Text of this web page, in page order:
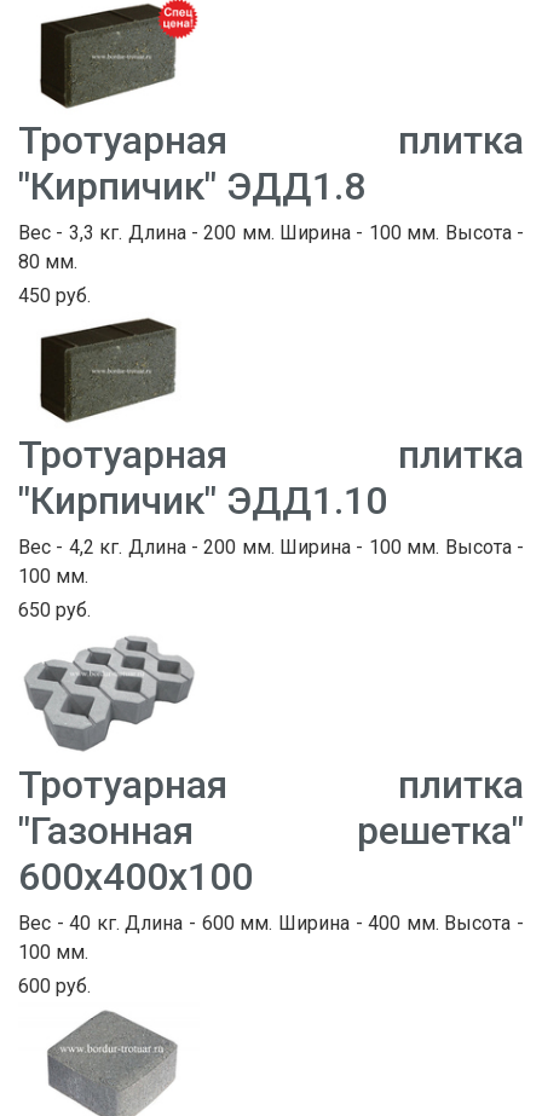
Тротуарная плитка
"Кирпичик" ЭДД1.8
Вес - 3,3 кг. Длина - 200 мм. Ширина - 100 мм. Высота -
80 мм.
450 руб.
Тротуарная плитка
"Кирпичик" ЭДД1.10
Вес - 4,2 кг. Длина - 200 мм. Ширина - 100 мм. Высота -
100 мм.
650 руб.
Тротуарная плитка
"Газонная решетка"
600х400х100
Вес - 40 кг. Длина - 600 мм. Ширина - 400 мм. Высота -
100 мм.
600 руб.